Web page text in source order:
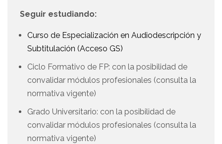
Seguir estudiando:
Curso de Especialización en Audiodescripción y
Subtitulación (Acceso GS)
Ciclo Formativo de FP: con la posibilidad de
convalidar módulos profesionales (consulta la
normativa vigente)
Grado Universitario: con la posibilidad de
convalidar módulos profesionales (consulta la
normativa vigente)